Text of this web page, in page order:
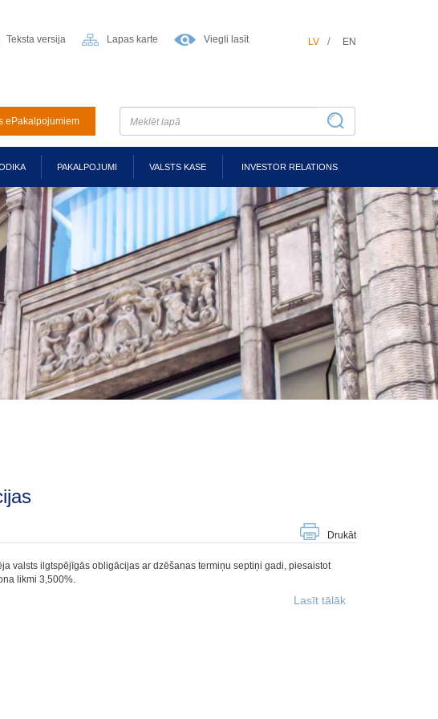
Teksta versija Lapas karte Viegli lasīt LV EN
ePakalpojumiem
PAKALPOJUMI VALSTS KASE INVESTOR RELATIONS
Drukāt
valsts ilgtspējīgās obligācijas ar dzēšanas termiņu septiņi gadi, piesaistot
likmi 3,500%.
Lasīt tālāk